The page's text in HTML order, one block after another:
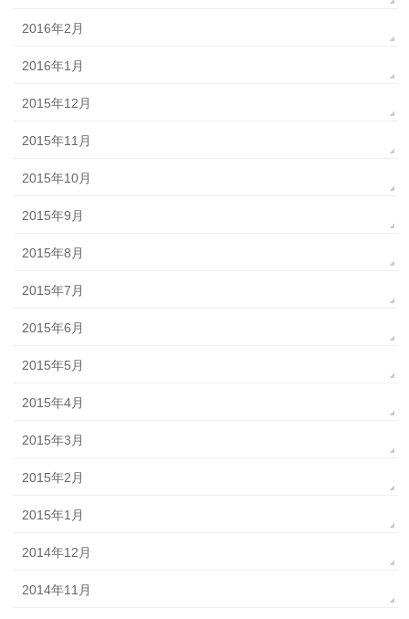
2016年2月
2016年1月
2015年12月
2015年11月
2015年10月
2015年9月
2015年8月
2015年7月
2015年6月
2015年5月
2015年4月
2015年3月
2015年2月
2015年1月
2014年12月
2014年11月